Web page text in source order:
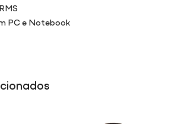
PC e Notebook